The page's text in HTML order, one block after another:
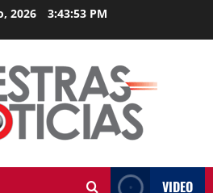
2026 3:43:54 PM
VIDEO